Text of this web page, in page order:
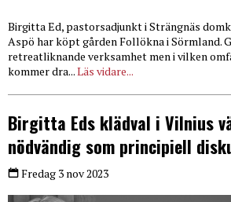
Birgitta Ed, pastorsadjunkt i Strängnäs
Aspö har köpt gården Follökna i Sörmland.
retreatliknande verksamhet men i vilken
kommer dra...Läs vidare...
Birgitta Eds klädval i Vilnius
nödvändig som principiell
Fredag 3 nov 2023